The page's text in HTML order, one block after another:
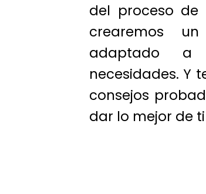
del proceso de
crearemos
adaptado
necesidades. Y
consejos
dar lo mejor de